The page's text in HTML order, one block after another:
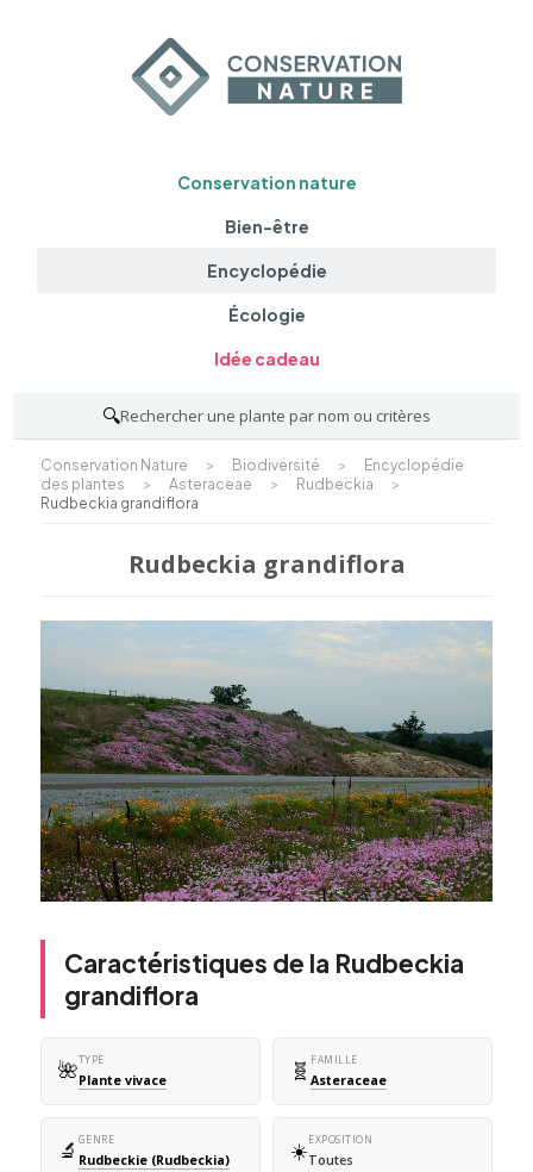
Conservation nature
Bien-être
Encyclopédie
Écologie
Idée cadeau
🔍Rechercher une plante par nom ou critères
Conservation Nature > Biodiversité >
Encyclopédie
des plantes
> Asteraceae > Rudbeckia
>
Rudbeckia grandiflora
Rudbeckia grandiflora
Caractéristiques de la Rudbeckia
grandiflora
🌺TYPE
Plante vivace 🧬 FAMILLE
Asteraceae
🔬 GENRE
Rudbeckie (Rudbeckia) ☀️EXPOSITION
Toutes